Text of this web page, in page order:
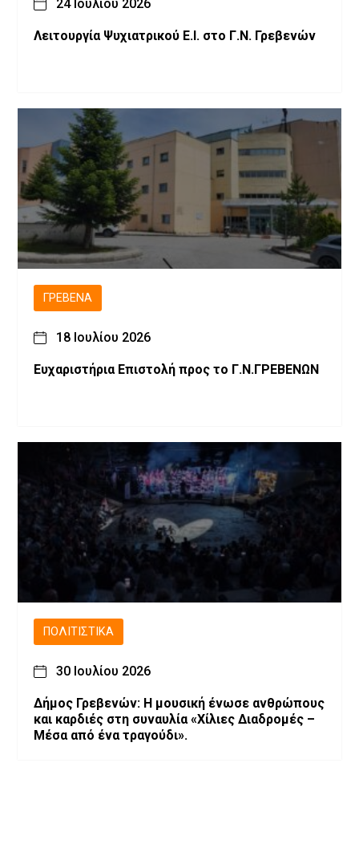
24 Ιουλίου 2026
Λειτουργία Ψυχιατρικού Ε.Ι. στο Γ.Ν. Γρεβενών
ΓΡΕΒΕΝΆ
18 Ιουλίου 2026
Ευχαριστήρια Επιστολή προς το Γ.Ν.ΓΡΕΒΕΝΩΝ
ΠΟΛΙΤΙΣΤΙΚΆ
30 Ιουλίου 2026
Δήμος Γρεβενών: Η μουσική ένωσε ανθρώπους
και καρδιές στη συναυλία «Χίλιες Διαδρομές –
Μέσα από ένα τραγούδι».